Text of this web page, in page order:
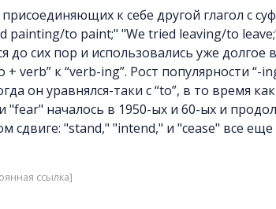
к себе другой глагол с
painting/to paint;" "We tried leaving/to
до сих пор и использовались уже
verb” к “verb-ing”. Рост популярности “-
он уравнялся-таки с “to”, в то время
"fear" началось в 1950-ых и 60-ых и
сдвиге: "stand," "intend," и "cease" все
ссылка]